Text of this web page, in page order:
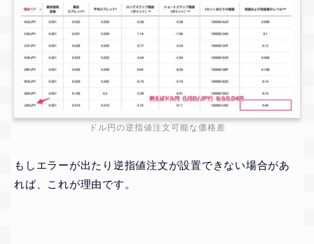
ドル円の逆指値注文可能な価格差
もしエラーが出たり逆指値注文が設置できない場合があ
れば、これが理由です。